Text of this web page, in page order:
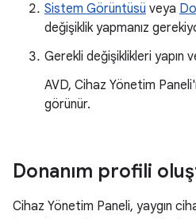
Sistem Görüntüsü veya
değişiklik yapmanız
Gerekli değişiklikleri yapın
AVD, Cihaz Yönetim
görünür.
Donanım profili
Cihaz Yönetim Paneli, yaygın